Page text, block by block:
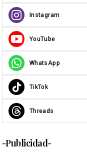
Instagram
YouTube
WhatsApp
TikTok
Threads
-Publicidad-